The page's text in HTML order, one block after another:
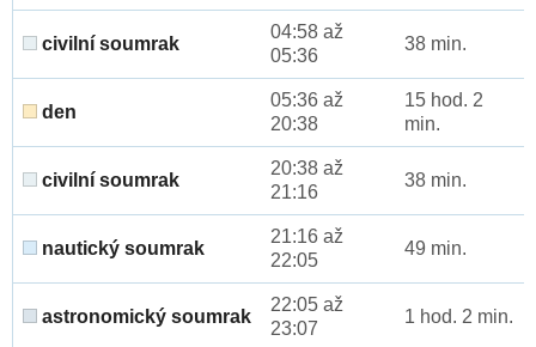
civilní soumrak
04:58 až
05:36
38 min.
den
05:36 až
20:38
15 hod. 2
min.
civilní soumrak
20:38 až
21:16
38 min.
nautický soumrak
21:16 až
22:05
49 min.
astronomický soumrak
22:05 až
23:07
1 hod. 2 min.